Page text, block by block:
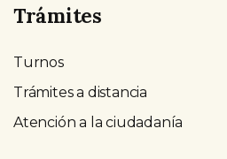
Trámites
Turnos
Trámites a distancia
Atención a la ciudadanía